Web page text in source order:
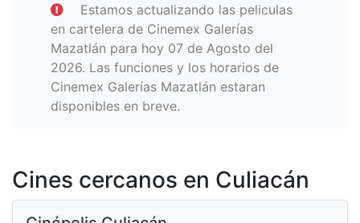
Estamos actualizando las peliculas
en cartelera de Cinemex Galerías
Mazatlán para hoy 07 de Agosto del
2026. Las funciones y los horarios de
Cinemex Galerías Mazatlán estaran
disponibles en breve.
Cines cercanos en Culiacán